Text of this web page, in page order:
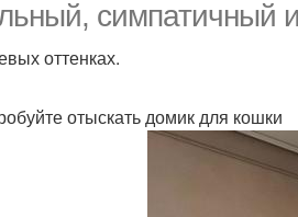
симпатичный
оттенках.
отыскать домик для кошки